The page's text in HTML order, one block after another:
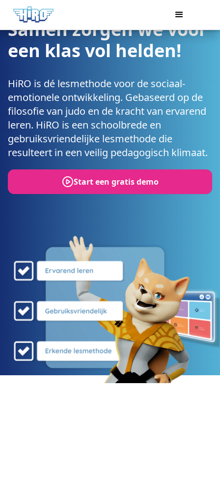
Samen zorgen we voor
een klas vol helden!
HiRO is dé lesmethode voor de sociaal-
emotionele ontwikkeling. Gebaseerd op de
filosofie van judo en de kracht van ervarend
leren. HiRO is een schoolbrede en
gebruiksvriendelijke lesmethode die
resulteert in een veilig pedagogisch klimaat.
Start een gratis demo